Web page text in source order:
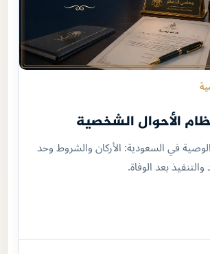
الأحوال الشخصية
في السعودية: الأركان والشروط وحد
بعد الوفاة.